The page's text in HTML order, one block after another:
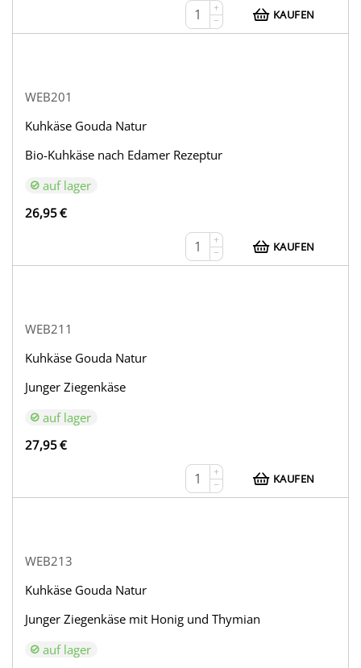
+
−
KAUFEN
WEB201
Kuhkäse Gouda Natur
Bio-Kuhkäse nach Edamer Rezeptur
auf lager
26,95€
+
−
KAUFEN
WEB211
Kuhkäse Gouda Natur
Junger Ziegenkäse
auf lager
27,95€
+
−
KAUFEN
WEB213
Kuhkäse Gouda Natur
Junger Ziegenkäse mit Honig und Thymian
auf lager